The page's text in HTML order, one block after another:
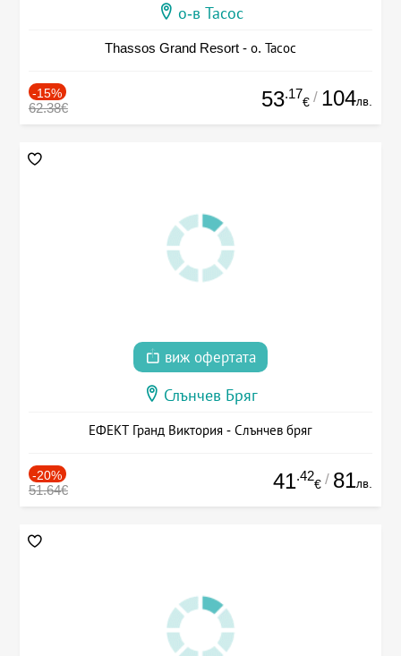
о-в Тасос
Thassos Grand Resort - о. Тасос
-15%
62.38€ 53.17
€ / 104лв.
виж офертата
Слънчев Бряг
ЕФЕКТ Гранд Виктория - Слънчев бряг
-20%
51.64€ 41.42
€ / 81лв.